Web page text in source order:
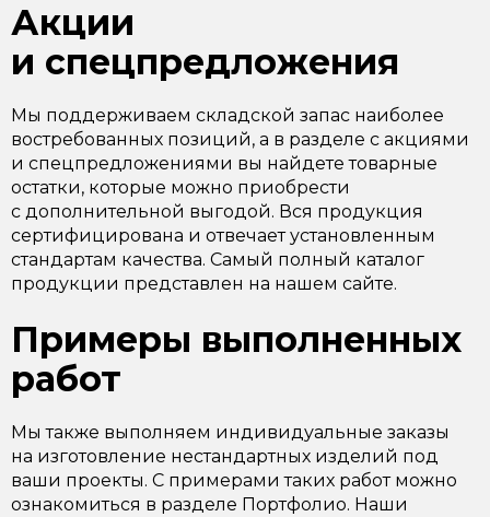
Акции
и спецпредложения
Мы поддерживаем складской запас наиболее
востребованных позиций, а в разделе с акциями
и спецпредложениями вы найдете товарные
остатки, которые можно приобрести
с дополнительной выгодой. Вся продукция
сертифицирована и отвечает установленным
стандартам качества. Самый полный каталог
продукции представлен на нашем сайте.
Примеры выполненных
работ
Мы также выполняем индивидуальные заказы
на изготовление нестандартных изделий под
ваши проекты. С примерами таких работ можно
ознакомиться в разделе Портфолио. Наши